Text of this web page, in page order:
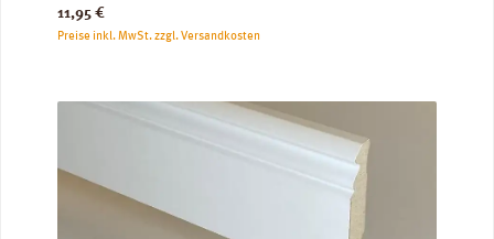
Regulärer Preis:
11,95 €
Preise inkl. MwSt. zzgl. Versandkosten